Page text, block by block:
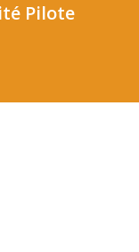
Pilote